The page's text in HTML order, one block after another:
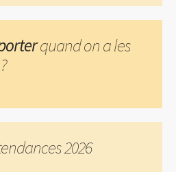
quand on a les
2026